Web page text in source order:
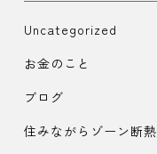
Uncategorized
お金のこと
ブログ
住みながらゾーン断熱